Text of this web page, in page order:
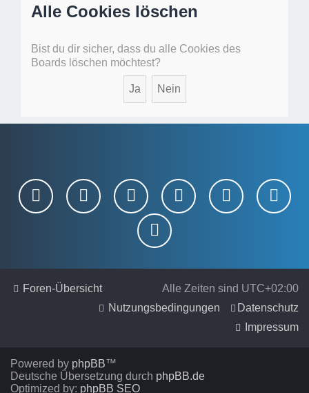
Alle Cookies löschen
Bist du dir sicher, dass du alle Cookies des
Boards löschen möchtest?
Foren-Übersicht Alle Zeiten sind UTC+02:00
Datenschutz
Nutzungsbedingungen
Impressum
Powered by phpBB™
Deutsche Übersetzung durch phpBB.de
Optimized by: phpBB SEO